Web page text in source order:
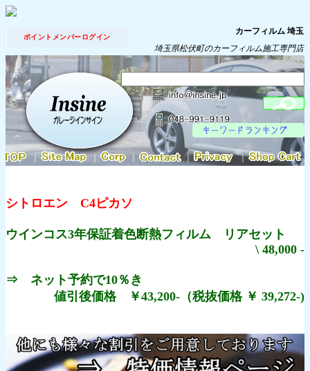
ポイントメンバーログイン
カーフィルム 埼玉
埼玉県松伏町のカーフィルム施工専門店
｜ ｜ ｜
シトロエン C4ピカソ
ウインコス3年保証着色断熱フィルム リアセット
\ 48,000 -
⇒ ネット予約で10％き
値引後価格 ￥43,200-（税抜価格 ￥ 39,272-)